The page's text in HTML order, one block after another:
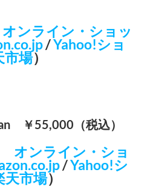
ンライン・ショッ
/Yahoo!ショ
市場）
￥55,000（税込）
オンライン・ショ
/Yahoo!シ
天市場）